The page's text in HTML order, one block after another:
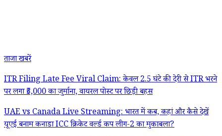
ताजा खबरें
ITR Filing Late Fee Viral Claim: केवल 2.5 घंटे की देरी से ITR भरने
पर लगा ₹5,000 का जुर्माना, वायरल पोस्ट पर छिड़ी बहस
UAE vs Canada Live Streaming: भारत में कब, कहां और कैसे देखें
यूएई बनाम कनाडा ICC क्रिकेट वर्ल्ड कप लीग-2 का मुकाबला?